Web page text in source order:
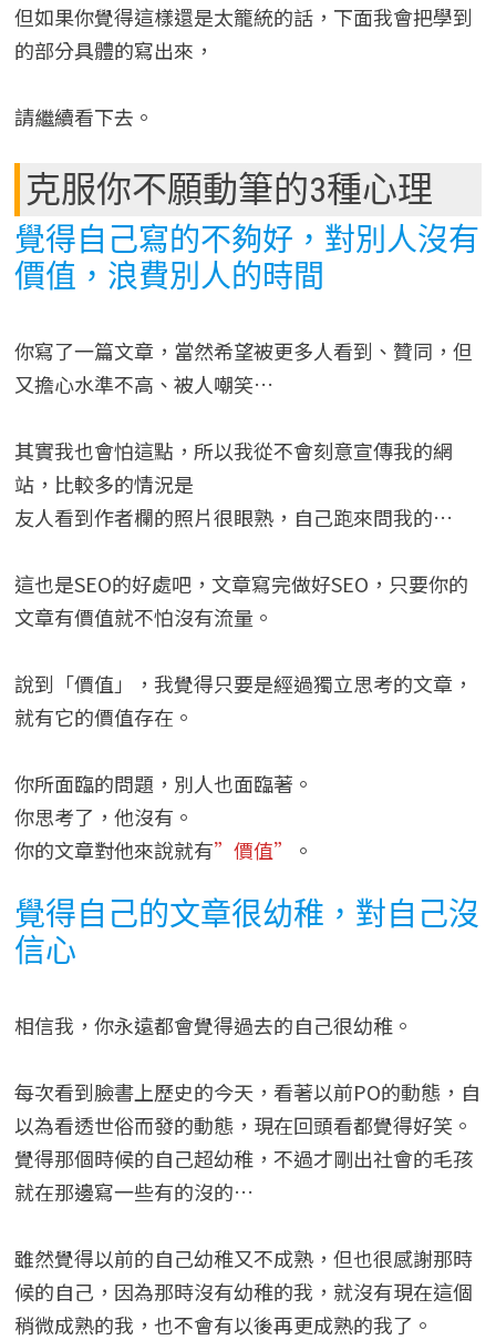
但如果你覺得這樣還是太籠統的話，下面我會把學到
的部分具體的寫出來，
請繼續看下去。
克服你不願動筆的3種心理
覺得自己寫的不夠好，對別人沒有
價值，浪費別人的時間
你寫了一篇文章，當然希望被更多人看到、贊同，但
又擔心水準不高、被人嘲笑…
其實我也會怕這點，所以我從不會刻意宣傳我的網
站，比較多的情況是
友人看到作者欄的照片很眼熟，自己跑來問我的…
這也是SEO的好處吧，文章寫完做好SEO，只要你的
文章有價值就不怕沒有流量。
說到「價值」，我覺得只要是經過獨立思考的文章，
就有它的價值存在。
你所面臨的問題，別人也面臨著。
你思考了，他沒有。
你的文章對他來說就有”價值” 。
覺得自己的文章很幼稚，對自己沒
信心
相信我，你永遠都會覺得過去的自己很幼稚。
每次看到臉書上歷史的今天，看著以前PO的動態，自
以為看透世俗而發的動態，現在回頭看都覺得好笑。
覺得那個時候的自己超幼稚，不過才剛出社會的毛孩
就在那邊寫一些有的沒的…
雖然覺得以前的自己幼稚又不成熟，但也很感謝那時
候的自己，因為那時沒有幼稚的我，就沒有現在這個
稍微成熟的我，也不會有以後再更成熟的我了。